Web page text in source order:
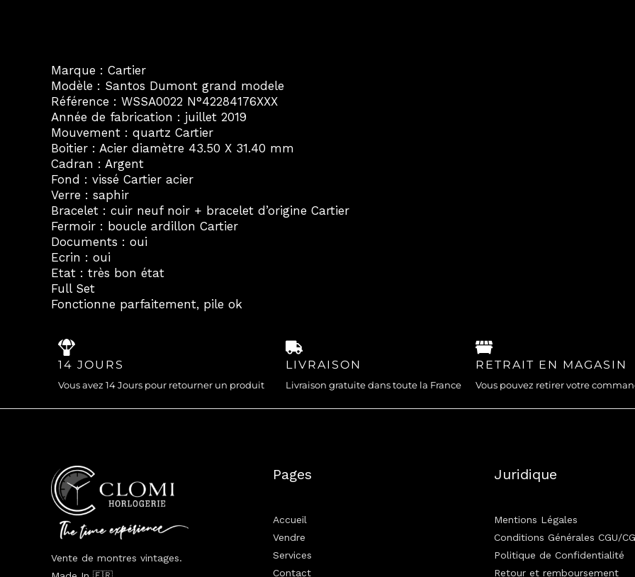
Marque : Cartier
Modèle : Santos Dumont grand modele
Référence : WSSA0022 N°42284176XXX
Année de fabrication : juillet 2019
Mouvement : quartz Cartier
Boitier : Acier diamètre 43.50 X 31.40 mm
Cadran : Argent
Fond : vissé Cartier acier
Verre : saphir
Bracelet : cuir neuf noir + bracelet d’origine Cartier
Fermoir : boucle ardillon Cartier
Documents : oui
Ecrin : oui
Etat : très bon état
Full Set
Fonctionne parfaitement, pile ok
14 JOURS
Vous avez 14 Jours pour retourner un produit
LIVRAISON
Livraison gratuite dans toute la France
RETRAIT EN MAGASIN
Vous pouvez retirer votre
Vente de montres vintages.
Pages
Accueil
Vendre
Services
Contact
Juridique
Mentions Légales
Conditions Générales CGU/
Politique de Confidentialité
Retour et remboursement